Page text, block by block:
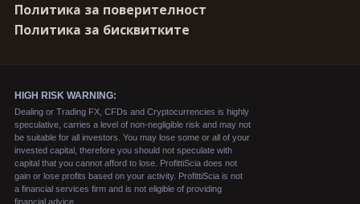
Политика за поверителност
Политика за бисквитките